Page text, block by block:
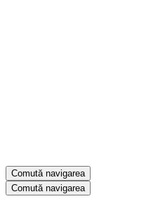
Comută navigarea
Comută navigarea